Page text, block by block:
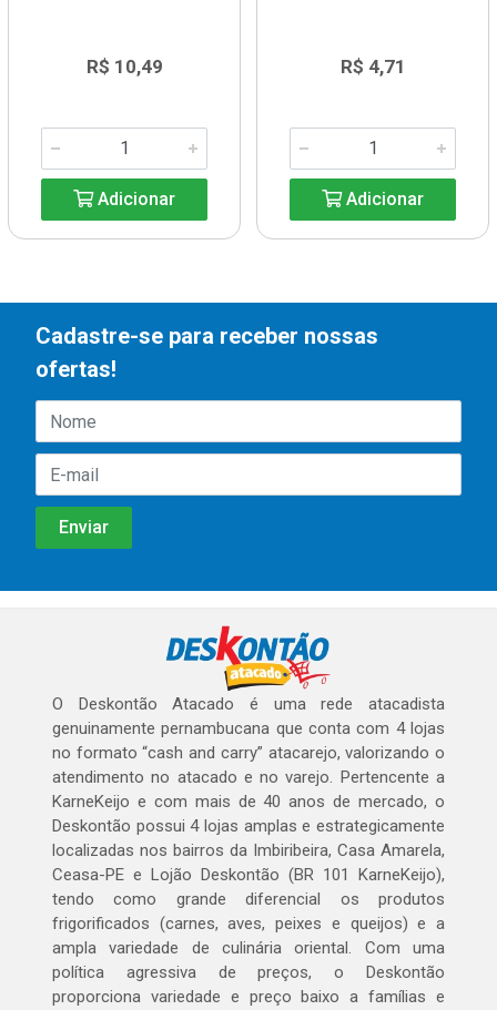
R$ 10,49
Adicionar
R$ 4,71
Adicionar
Cadastre-se para receber nossas
ofertas!
O Deskontão Atacado é uma rede atacadista
genuinamente pernambucana que conta com 4 lojas
no formato “cash and carry” atacarejo, valorizando o
atendimento no atacado e no varejo. Pertencente a
KarneKeijo e com mais de 40 anos de mercado, o
Deskontão possui 4 lojas amplas e estrategicamente
localizadas nos bairros da Imbiribeira, Casa Amarela,
Ceasa-PE e Lojão Deskontão (BR 101 KarneKeijo),
tendo como grande diferencial os produtos
frigorificados (carnes, aves, peixes e queijos) e a
ampla variedade de culinária oriental. Com uma
política agressiva de preços, o Deskontão
proporciona variedade e preço baixo a famílias e